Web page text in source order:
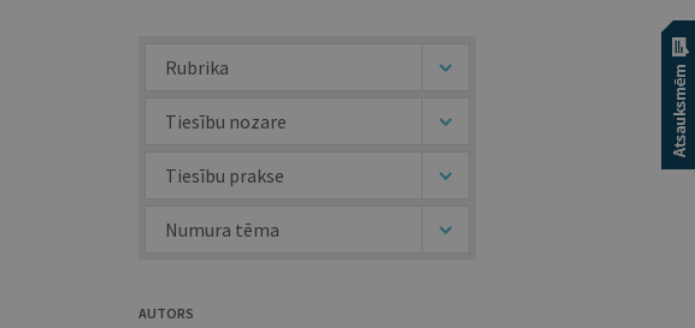
Rubrika
Tiesību nozare
Tiesību prakse
Numura tēma
AUTORS